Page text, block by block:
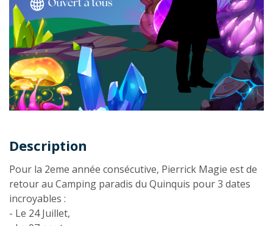
Description
Description
Pour la 2eme année consécutive, Pierrick Magie est de
retour au Camping paradis du Quinquis pour 3 dates
incroyables :
- Le 24 Juillet,